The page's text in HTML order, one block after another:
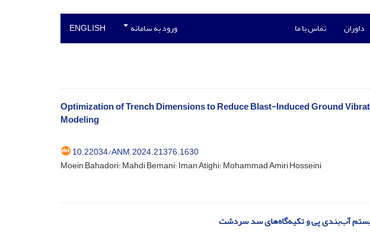
داوران تماس با ما ورود به سامانه ENGLISH
Optimization of Trench Dimensions to Reduce Blast-Induced Ground
Modeling
10.22034/ANM.2024.21376.1630
Moein Bahadori؛ Mahdi Bemani؛ Iman Atighi؛ Mohammad Amiri Hosseini
آب‌بندی پی و تکیه‌گاه‌های سد سردشت